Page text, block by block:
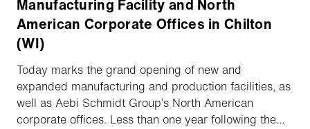
Manufacturing Facility and North
American Corporate Offices in Chilton
(WI)
Today marks the grand opening of new and
expanded manufacturing and production facilities, as
well as Aebi Schmidt Group’s North American
corporate offices. Less than one year following the